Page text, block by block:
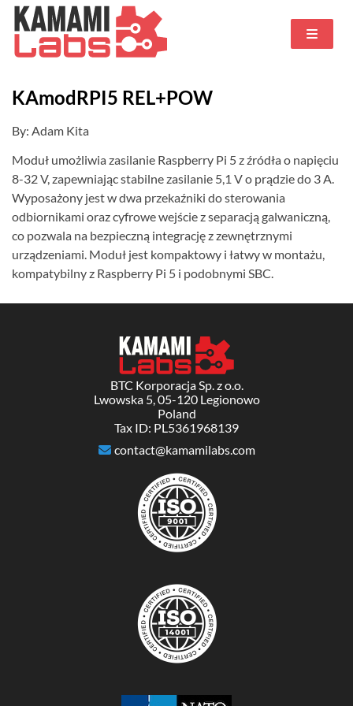
KAmodRPI5 REL+POW
By: Adam Kita
Moduł umożliwia zasilanie Raspberry Pi 5 z źródła o napięciu
8-32 V, zapewniając stabilne zasilanie 5,1 V o prądzie do 3 A.
Wyposażony jest w dwa przekaźniki do sterowania
odbiornikami oraz cyfrowe wejście z separacją galwaniczną,
co pozwala na bezpieczną integrację z zewnętrznymi
urządzeniami. Moduł jest kompaktowy i łatwy w montażu,
kompatybilny z Raspberry Pi 5 i podobnymi SBC.
BTC Korporacja Sp. z o.o.
Lwowska 5, 05-120 Legionowo
Poland
Tax ID: PL5361968139
contact@kamamilabs.com